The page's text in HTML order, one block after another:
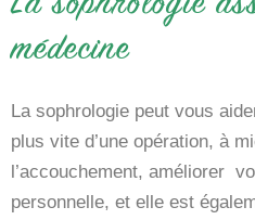
médecine
La sophrologie peut vous
plus vite d’une opération, à
l’accouchement, améliorer
personnelle, et elle est